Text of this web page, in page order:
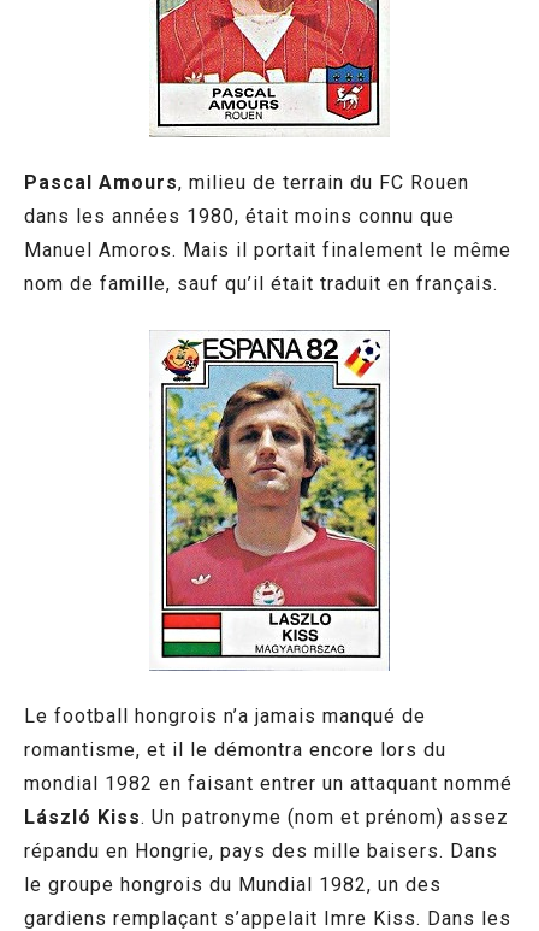
Pascal Amours, milieu de terrain du FC Rouen
dans les années 1980, était moins connu que
Manuel Amoros. Mais il portait finalement le même
nom de famille, sauf qu’il était traduit en français.
Le football hongrois n’a jamais manqué de
romantisme, et il le démontra encore lors du
mondial 1982 en faisant entrer un attaquant nommé
László Kiss. Un patronyme (nom et prénom) assez
répandu en Hongrie, pays des mille baisers. Dans
le groupe hongrois du Mundial 1982, un des
gardiens remplaçant s’appelait Imre Kiss. Dans les